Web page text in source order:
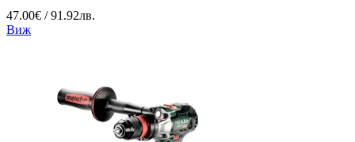
47.00€ / 91.92лв.
Виж